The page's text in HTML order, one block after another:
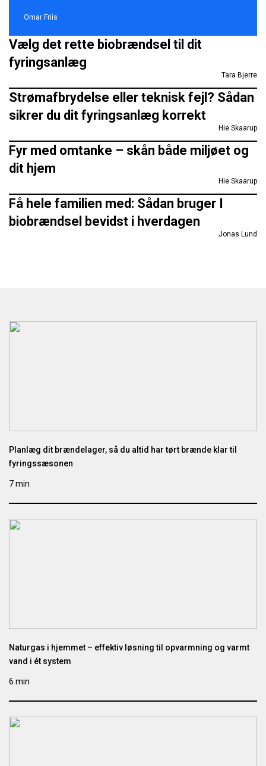
Omar Friis
Vælg det rette biobrændsel til dit
fyringsanlæg
Tara Bjerre
Strømafbrydelse eller teknisk fejl? Sådan
sikrer du dit fyringsanlæg korrekt
Hie Skaarup
Fyr med omtanke – skån både miljøet og
dit hjem
Hie Skaarup
Få hele familien med: Sådan bruger I
biobrændsel bevidst i hverdagen
Jonas Lund
Planlæg dit brændelager, så du altid har tørt brænde klar til
fyringssæsonen
7 min
Naturgas i hjemmet – effektiv løsning til opvarmning og varmt
vand i ét system
6 min